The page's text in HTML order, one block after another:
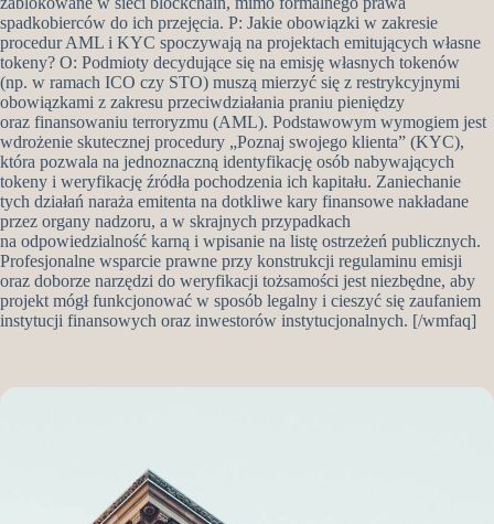
spadkobierców do ich przejęcia. P: Jakie obowiązki w zakresie
procedur AML i KYC spoczywają na projektach emitujących własne
tokeny? O: Podmioty decydujące się na emisję własnych tokenów
(np. w ramach ICO czy STO) muszą mierzyć się z restrykcyjnymi
obowiązkami z zakresu przeciwdziałania praniu pieniędzy
oraz finansowaniu terroryzmu (AML). Podstawowym wymogiem jest
wdrożenie skutecznej procedury „Poznaj swojego klienta” (KYC),
która pozwala na jednoznaczną identyfikację osób nabywających
tokeny i weryfikację źródła pochodzenia ich kapitału. Zaniechanie
tych działań naraża emitenta na dotkliwe kary finansowe nakładane
przez organy nadzoru, a w skrajnych przypadkach
na odpowiedzialność karną i wpisanie na listę ostrzeżeń publicznych.
Profesjonalne wsparcie prawne przy konstrukcji regulaminu emisji
oraz doborze narzędzi do weryfikacji tożsamości jest niezbędne, aby
projekt mógł funkcjonować w sposób legalny i cieszyć się zaufaniem
instytucji finansowych oraz inwestorów instytucjonalnych. [/wmfaq]